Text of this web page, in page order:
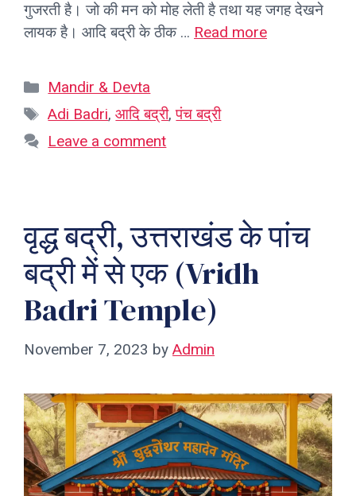
गुजरती है। जो की मन को मोह लेती है तथा यह जगह देखने
लायक है। आदि बद्री के ठीक … Read more
Categories
Mandir & Devta
Tags
Adi Badri,आदि बद्री,पंच बद्री
Leave a comment
वृद्ध बद्री, उत्तराखंड के पांच
बद्री में से एक (Vridh
Badri Temple)
November 7, 2023 by Admin